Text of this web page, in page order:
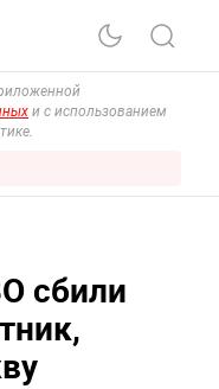
и с использованием
сбили